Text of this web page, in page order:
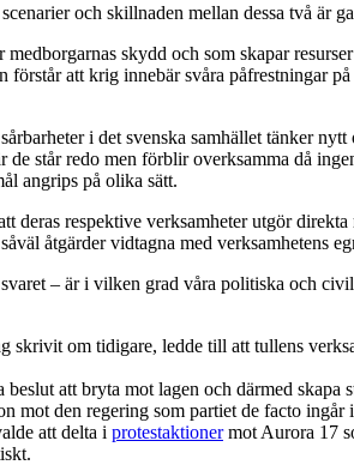
och skillnaden mellan dessa två är
skydd och som skapar
att krig innebär svåra påfrestningar
i det svenska samhället tänker
står redo men förblir overksamma då
angrips på olika sätt.
respektive verksamheter utgör
åtgärder vidtagna med verksamhetens
– är i vilken grad våra politiska och
skrivit om tidigare, ledde till att tullens
att bryta mot lagen och därmed skapa
den regering som partiet de facto ingår
att delta i protestaktionermot Aurora 17